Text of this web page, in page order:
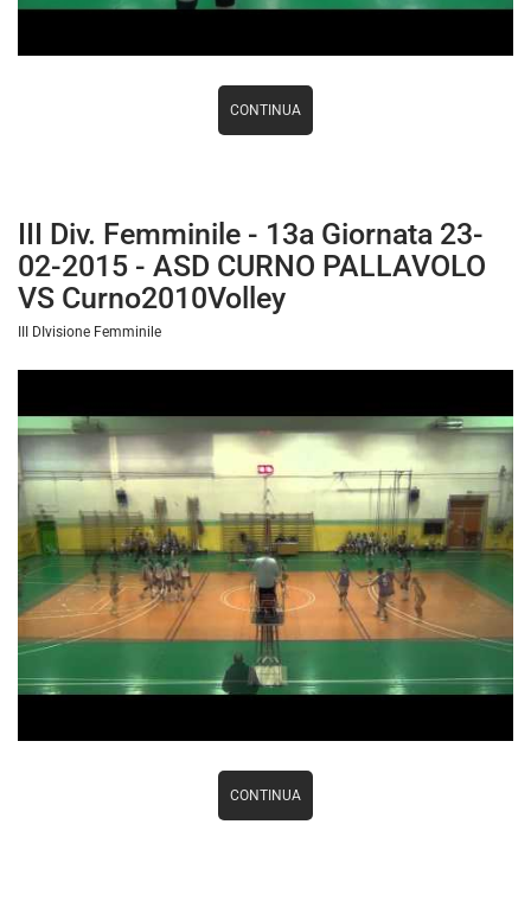
CONTINUA
III Div. Femminile - 13a Giornata 23-
02-2015 - ASD CURNO PALLAVOLO
VS Curno2010Volley
III DIvisione Femminile
CONTINUA